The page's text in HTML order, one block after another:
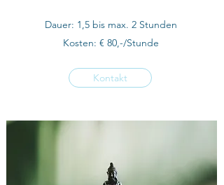
Dauer: 1,5 bis max. 2 Stunden
Kosten: € 80,-/Stunde
Kontakt